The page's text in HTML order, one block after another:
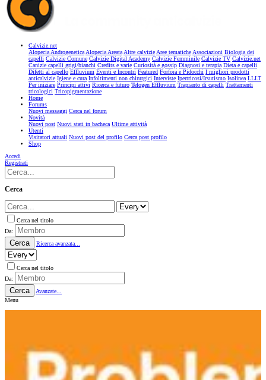
Calvizie.net
Alopecia AndrogeneticaAlopecia AreataAltre calvizieAree tematicheAssociazioni Biologia dei
capelli Calvizie Comune Calvizie Digital Academy Calvizie Femminile Calvizie TV Calvizie.net
Canizie capelli grigi/bianchi Credits e varie Curiosità e gossip Diagnosi e terapia Dieta e capelli
Difetti al capello Effluvium Eventi e Incontri Featured Forfora e Pidocchi I migliori prodotti
anticalvizie Igiene e cura Infoltimenti non chirurgici Interviste Ipertricosi/Irsutismo Isolinea LLLT
Per iniziare Principi attivi Ricerca e futuro Telogen Effluvium Trapianto di capelli Trattamenti
tricologici Tricopigmentazione
Home
Forums
Nuovi messaggi Cerca nel forum
Novità
Nuovi post Nuovi stati in bacheca Ultime attività
Utenti
Visitatori attuali Nuovi post del profilo Cerca post profilo
Shop
Accedi
Registrati
Cerca
Cerca nel titolo
Da:
Cerca Ricerca avanzata...
Cerca nel titolo
Da:
Cerca
Avanzate...
Menu